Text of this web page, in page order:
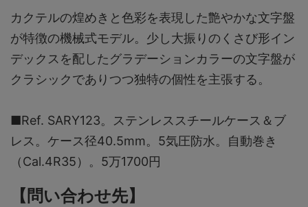
カクテルの煌めきと色彩を表現した艶やかな文字盤
が特徴の機械式モデル。少し大振りのくさび形イン
デックスを配したグラデーションカラーの文字盤が
クラシックでありつつ独特の個性を主張する。
■Ref. SARY123。ステンレススチールケース＆ブ
レス。ケース径40.5mm。5気圧防水。自動巻き
（Cal.4R35）。5万1700円
【問い合わせ先】